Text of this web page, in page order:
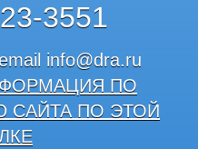
3551
info@dra.ru
ПО
САЙТА ПО ЭТОЙ